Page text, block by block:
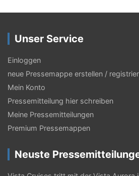
Unser Service
Einloggen
neue Pressemappe erstellen /
Mein Konto
Pressemitteilung hier schreiben
Meine Pressemitteilungen
Premium Pressemappen
Neuste